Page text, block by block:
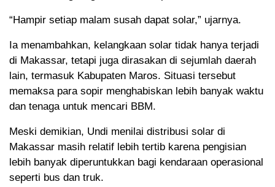
“Hampir setiap malam susah dapat solar,” ujarnya.
Ia menambahkan, kelangkaan solar tidak hanya terjadi
di Makassar, tetapi juga dirasakan di sejumlah daerah
lain, termasuk Kabupaten Maros. Situasi tersebut
memaksa para sopir menghabiskan lebih banyak waktu
dan tenaga untuk mencari BBM.
Meski demikian, Undi menilai distribusi solar di
Makassar masih relatif lebih tertib karena pengisian
lebih banyak diperuntukkan bagi kendaraan operasional
seperti bus dan truk.